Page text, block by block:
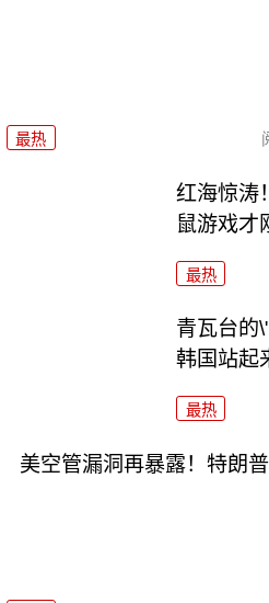
最热
红海惊涛
鼠游戏才
最热
青瓦台的
韩国站起
最热
美空管漏洞再暴露！特朗